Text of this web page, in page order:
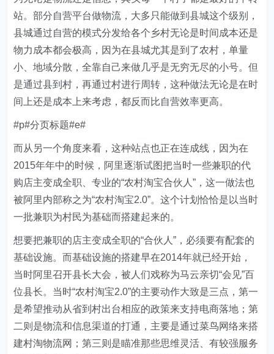
站。部分自营平台做物流，大多只能做到县城这个级别，
县城通过自营的模式分发给各个乡村无论是时间成本还是
物力成本都会极高，因为在县城尤其是到了农村，单量
小、地域分散，全靠自己来做几乎是无穷无尽的小号。但
是通过县到村，再通过村进行周转，这种做法无论是在时
间上还是成本上来考虑，都反而比自营效率更高。
#p#分页标题#e#
而从另一个角度来看，这种站点也正在连成线，因为在
2015年年中的时候，阿里逐渐试图把当时一些兼职的代
购店主变成全职、专业的“农村淘宝合伙人”，这一做法也
被阿里内部称之为“农村淘宝2.0”。这个计划恰恰是以当时
一批兼职为村民为基础而搭建起来的。
想要把兼职的店主变成全职的“合伙人”，必须要有配套的
基础设施。而基础设施的搭建早在2014年就已经开始，
当时阿里召开县长大会，被人们戏称为马云亲切“会见”百
位县长。当时“农村淘宝2.0”的主要动作大致是三点，第一
是希望推动从省到村出台相应的政策来支持电商落地；第
二则是物流和信息渠道的打通，主要是通过菜鸟网络来搭
建村淘物流网；第三则是瞄准那些思维灵活、有较强服务